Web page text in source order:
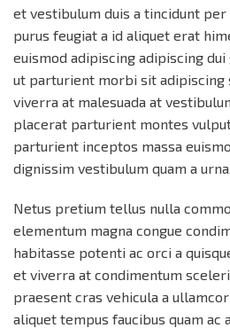
et vestibulum duis a tincidunt
purus feugiat a id aliquet erat
euismod adipiscing adipiscing
ut parturient morbi sit adipiscing
viverra at malesuada at
placerat parturient montes
parturient inceptos massa
dignissim vestibulum quam a urna.
Netus pretium tellus nulla
elementum magna congue
habitasse potenti ac orci a
et viverra at condimentum
praesent cras vehicula a
aliquet tempus faucibus quam ac